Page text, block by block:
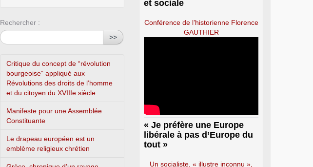
Rechercher :
>>
Critique du concept de “révolution
bourgeoise” appliqué aux
Révolutions des droits de l’homme
et du citoyen du XVIIIe siècle
Manifeste pour une Assemblée
Constituante
Le drapeau européen est un
emblème religieux chrétien
et sociale
Conférence de l’historienne Florence
GAUTHIER
« Je préfère une Europe
libérale à pas d’Europe du
tout »
Un socialiste, « illustre inconnu »,